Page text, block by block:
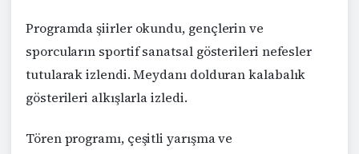
Programda şiirler okundu, gençlerin ve
sporcuların sportif sanatsal gösterileri nefesler
tutularak izlendi. Meydanı dolduran kalabalık
gösterileri alkışlarla izledi.
Tören programı, çeşitli yarışma ve